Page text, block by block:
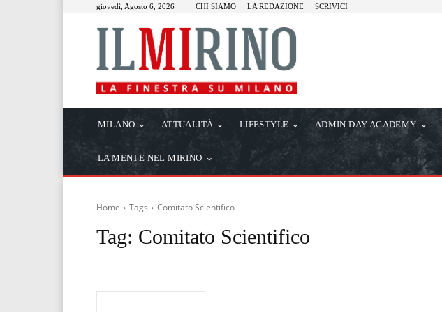
giovedì, Agosto 6, 2026 CHI SIAMO LA REDAZIONE SCRIVICI
MILANO ATTUALITÀ LIFESTYLE ADMIN DAY ACADEMY
LA MENTE NEL MIRINO
Home Tags Comitato Scientifico
Tag: Comitato Scientifico